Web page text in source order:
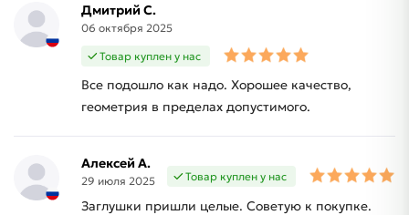
Дмитрий С.
06 октября 2025
Товар куплен у нас
Все подошло как надо. Хорошее качество,
геометрия в пределах допустимого.
Алексей А.
29 июля 2025 Товар куплен у нас
Заглушки пришли целые. Советую к покупке.